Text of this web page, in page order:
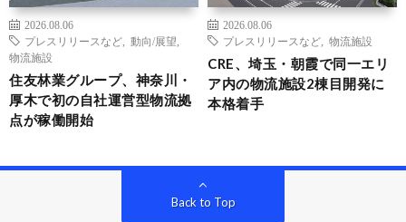
2026.08.06
プレスリリースなど
動向/展望
物流施設
住友林業グループ、神奈川・
厚木で初の自社運営型物流拠
点が稼働開始
2026.08.06
プレスリリースなど
物流施設
CRE、埼玉・朝霞で同一エリ
ア内の物流施設2棟目開発に
本格着手
Back to Top